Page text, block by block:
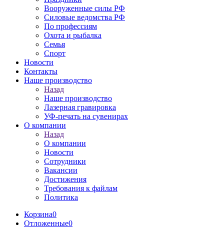
Вооруженные силы РФ
Силовые ведомства РФ
По профессиям
Охота и рыбалка
Семья
Спорт
Новости
Контакты
Наше производство
Назад
Наше производство
Лазерная гравировка
УФ-печать на сувенирах
О компании
Назад
О компании
Новости
Сотрудники
Вакансии
Достижения
Требования к файлам
Политика
Корзина0
Отложенные0